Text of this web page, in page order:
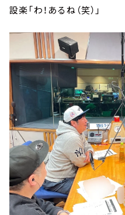
設楽「わ！あるね（笑）」